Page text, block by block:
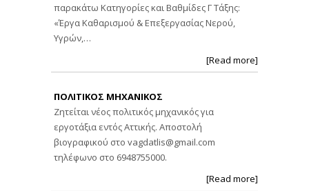
παρακάτω Κατηγορίες και Βαθμίδες Γ Τάξης:
«Έργα Καθαρισμού & Επεξεργασίας Νερού,
Υγρών,…
[Read more]
ΠΟΛΙΤΙΚΟΣ ΜΗΧΑΝΙΚΟΣ
Ζητείται νέος πολιτικός μηχανικός για
εργοτάξια εντός Αττικής. Αποστολή
βιογραφικού στο vagdatlis@gmail.com
τηλέφωνο στο 6948755000.
[Read more]